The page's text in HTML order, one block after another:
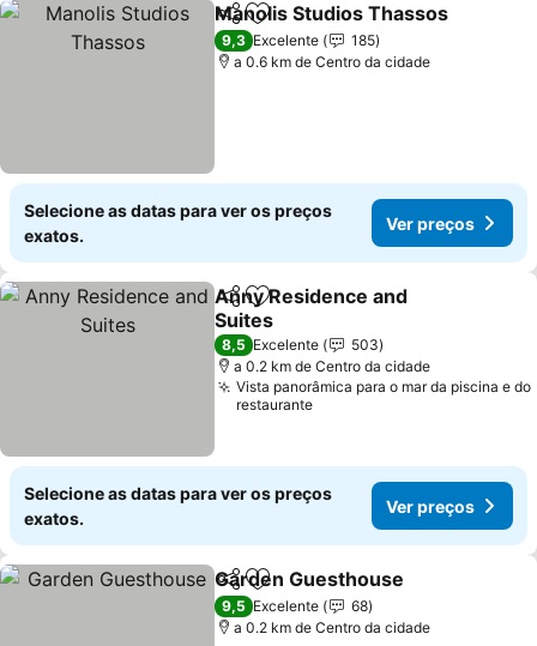
PartilharAdicionar aos favoritos
Manolis Studios Thassos
9,3 Excelente
185
a 0.6 km de Centro da cidade
Selecione as datas para ver os preços
exatos.
Ver preços
PartilharAdicionar aos favoritos
Anny Residence and
Suites
Ver preços
8,5 Excelente
503
a 0.2 km de Centro da cidade
Vista panorâmica para o mar da piscina e do
restaurante
Selecione as datas para ver os preços
exatos.
Ver preços
PartilharAdicionar aos favoritos
Garden Guesthouse
9,5 Excelente
68
a 0.2 km de Centro da cidade